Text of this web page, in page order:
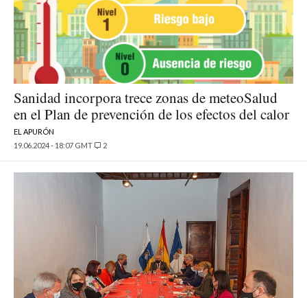
Sanidad incorpora trece zonas de meteoSalud
en el Plan de prevención de los efectos del calor
EL APURÓN
19.06.2024 - 18:07 GMT
2